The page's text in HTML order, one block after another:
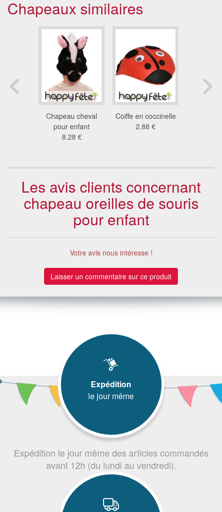
Chapeaux similaires
Chapeau cheval
pour enfant
8.28 €
Coiffe en coccinelle
2.88 €
Les avis clients concernant
chapeau oreilles de souris
pour enfant
Votre avis nous intéresse !
Laisser un commentaire sur ce produit
Expédition
le jour même
Expédition le jour même des articles commandés
avant 12h (du lundi au vendredi).